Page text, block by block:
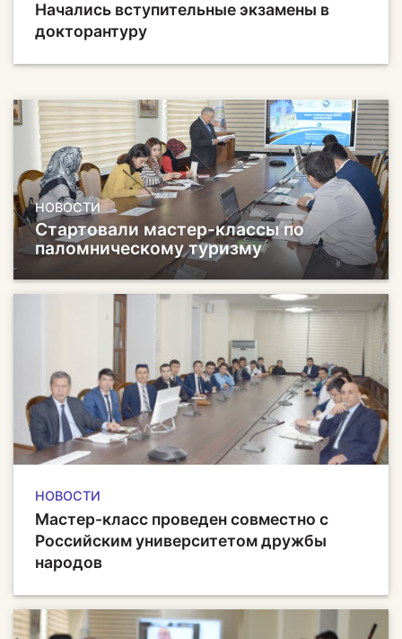
Начались вступительные экзамены в
докторантуру
НОВОСТИ
Стартовали мастер-классы по
паломническому туризму
НОВОСТИ
Мастер-класс проведен совместно с
Российским университетом дружбы
народов